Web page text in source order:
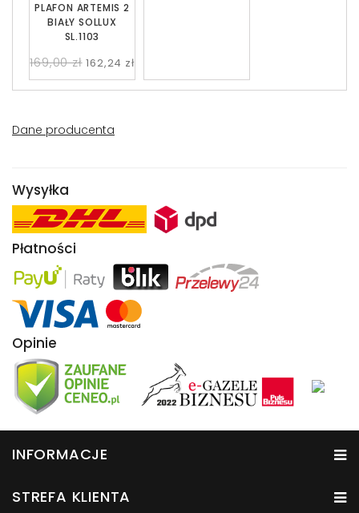
PLAFON ARTEMIS 2
BIAŁY SOLLUX
SL.1103
169,00 zł 162,24 zł
Dane producenta
Wysyłka
Płatności
Opinie
INFORMACJE
STREFA KLIENTA